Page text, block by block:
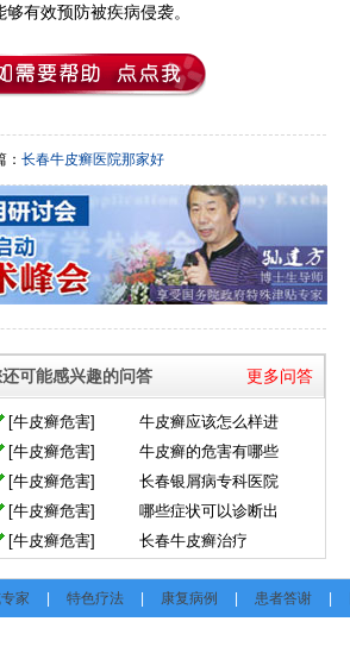
有效预防被疾病侵袭。
： 长春牛皮癣医院那家好
可能感兴趣的问答 更多问答
[牛皮癣危害]
牛皮癣应该怎么样进
[牛皮癣危害]
牛皮癣的危害有哪些
[牛皮癣危害]
长春银屑病专科医院
[牛皮癣危害]
哪些症状可以诊断出
[牛皮癣危害]
长春牛皮癣治疗
家 特色疗法 康复病例 患者答谢